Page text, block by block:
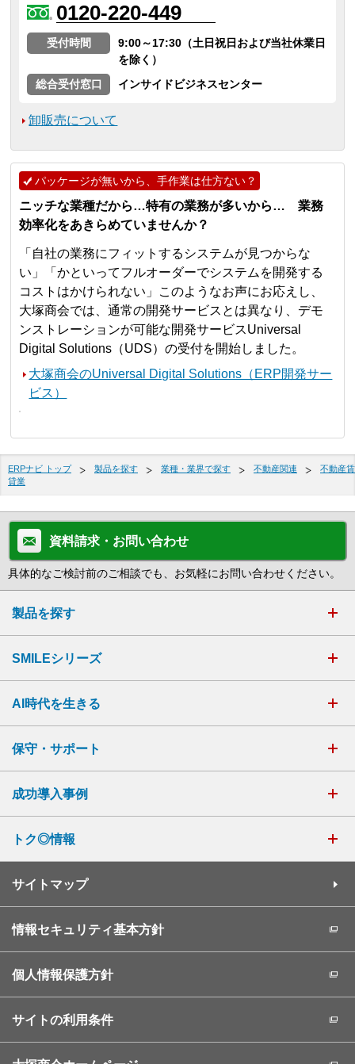
0120-220-449
受付時間
9:00～17:30（土日祝日および当社休業日
を除く）
総合受付窓口
インサイドビジネスセンター
卸販売について
パッケージが無いから、手作業は仕方ない？
ニッチな業種だから…特有の業務が多いから… 業務
効率化をあきらめていませんか？
「自社の業務にフィットするシステムが見つからな
い」「かといってフルオーダーでシステムを開発する
コストはかけられない」このようなお声にお応えし、
大塚商会では、通常の開発サービスとは異なり、デモ
ンストレーションが可能な開発サービスUniversal
Digital Solutions（UDS）の受付を開始しました。
大塚商会のUniversal Digital Solutions（ERP開発サー
ビス）
ERPナビ トップ 製品を探す 業種・業界で探す 不動産関連
不動産賃
貸業
資料請求・お問い合わせ
具体的なご検討前のご相談でも、お気軽にお問い合わせください。
製品を探す
SMILEシリーズ
AI時代を生きる
保守・サポート
成功導入事例
トク◎情報
サイトマップ
情報セキュリティ基本方針
個人情報保護方針
サイトの利用条件